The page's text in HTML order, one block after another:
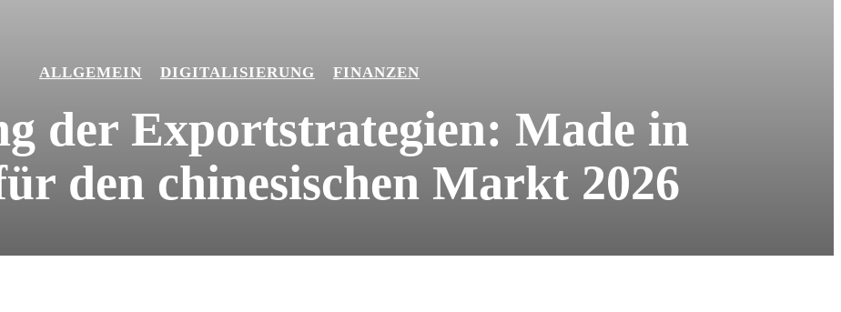
ALLGEMEIN DIGITALISIERUNG FINANZEN
der Exportstrategien: Made in
den chinesischen Markt 2026